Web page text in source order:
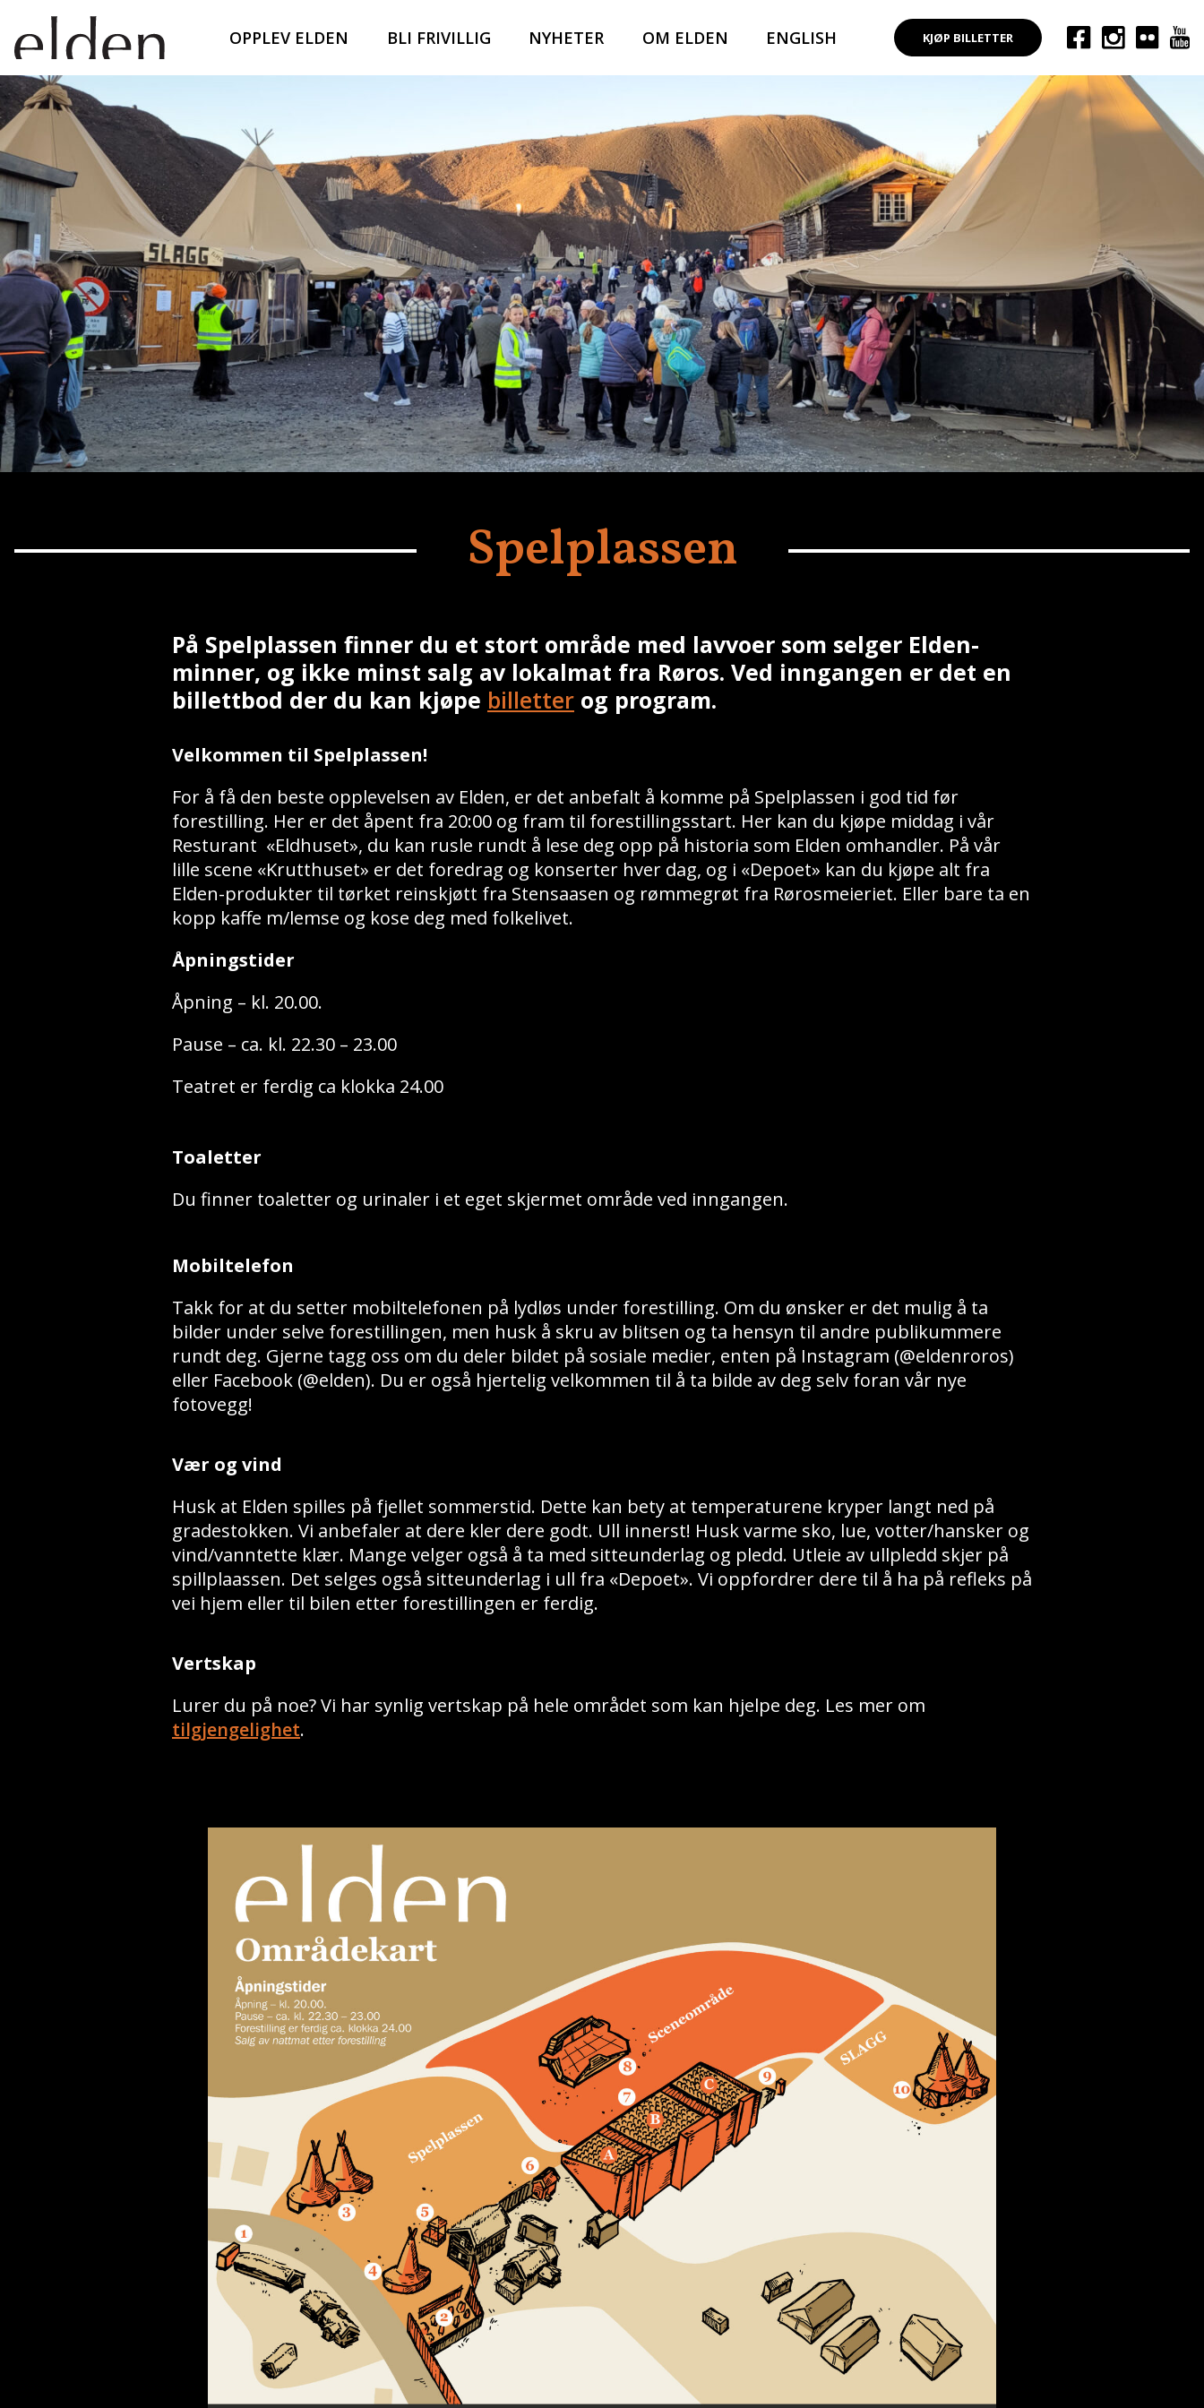
OPPLEV ELDEN BLI FRIVILLIG NYHETER OM ELDEN ENGLISH KJØP BILLETTER
Spelplassen
På Spelplassen finner du et stort område med lavvoer som selger Elden-
minner, og ikke minst salg av lokalmat fra Røros. Ved inngangen er det en
billettbod der du kan kjøpe billetter og program.
Velkommen til Spelplassen!
For å få den beste opplevelsen av Elden, er det anbefalt å komme på Spelplassen i god tid før
forestilling. Her er det åpent fra 20:00 og fram til forestillingsstart. Her kan du kjøpe middag i vår
Resturant «Eldhuset», du kan rusle rundt å lese deg opp på historia som Elden omhandler. På vår
lille scene «Krutthuset» er det foredrag og konserter hver dag, og i «Depoet» kan du kjøpe alt fra
Elden-produkter til tørket reinskjøtt fra Stensaasen og rømmegrøt fra Rørosmeieriet. Eller bare ta en
kopp kaffe m/lemse og kose deg med folkelivet.
Åpningstider
Åpning – kl. 20.00.
Pause – ca. kl. 22.30 – 23.00
Teatret er ferdig ca klokka 24.00
Toaletter
Du finner toaletter og urinaler i et eget skjermet område ved inngangen.
Mobiltelefon
Takk for at du setter mobiltelefonen på lydløs under forestilling. Om du ønsker er det mulig å ta
bilder under selve forestillingen, men husk å skru av blitsen og ta hensyn til andre publikummere
rundt deg. Gjerne tagg oss om du deler bildet på sosiale medier, enten på Instagram (@eldenroros)
eller Facebook (@elden). Du er også hjertelig velkommen til å ta bilde av deg selv foran vår nye
fotovegg!
Vær og vind
Husk at Elden spilles på fjellet sommerstid. Dette kan bety at temperaturene kryper langt ned på
gradestokken. Vi anbefaler at dere kler dere godt. Ull innerst! Husk varme sko, lue, votter/hansker og
vind/vanntette klær. Mange velger også å ta med sitteunderlag og pledd. Utleie av ullpledd skjer på
spillplaassen. Det selges også sitteunderlag i ull fra «Depoet». Vi oppfordrer dere til å ha på refleks på
vei hjem eller til bilen etter forestillingen er ferdig.
Vertskap
Lurer du på noe? Vi har synlig vertskap på hele området som kan hjelpe deg. Les mer om
tilgjengelighet.